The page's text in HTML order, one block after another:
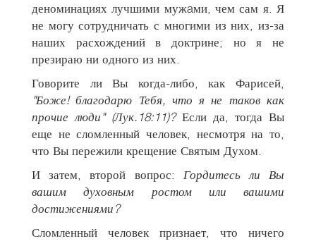
деноминациях лучшими мужaми, чем сам я. Я
не могу сотрудничать с многими из них, из-за
наших расхождений в доктрине; но я не
презираю ни одного из них.
Говорите ли Вы когда-либо, как Фарисей,
"Боже! благодарю Тебя, что я не таков как
прочие люди" (Лук.18:11)? Если да, тогда Вы
еще не сломленный человек, несмотря на то,
что Вы пережили крещение Святым Духом.
И затем, второй вопрос: Гордитесь ли Вы
вашим духовным ростом или вашими
достижениями?
Сломленный человек признает, что ничего